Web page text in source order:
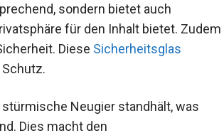
sondern bietet auch
für den Inhalt bietet. Zudem
Diese Sicherheitsglas
Neugier standhält, was
Dies macht den